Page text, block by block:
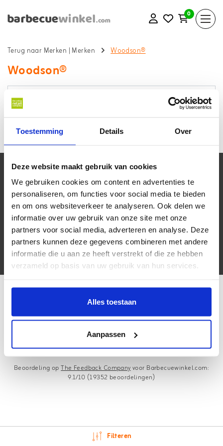
Toestemming Details Over
Deze website maakt gebruik van cookies
We gebruiken cookies om content en advertenties te
personaliseren, om functies voor social media te bieden
en om ons websiteverkeer te analyseren. Ook delen we
informatie over uw gebruik van onze site met onze
partners voor social media, adverteren en analyse. Deze
partners kunnen deze gegevens combineren met andere
informatie die u aan ze heeft verstrekt of die ze hebben
verzameld op basis van uw gebruik van hun services.
Alles toestaan
Aanpassen
0
Terug naar Merken | Merken Woodson®
Woodson®
Geen producten gevonden!...
Klantenservice
Mijn account
Contactgegevens
Volg ons
Copyright © 2026 - Barbecuewinkel.com | dé Campingaz
barbecuespecialist! | Koop hier uw Campingaz barbecue of accessoires
- All rights reserved - RealizationInStijl Media
Filteren
Beoordeling opThe Feedback Companyvoor Barbecuewinkel.com:
9.1/10 (19352 beoordelingen)